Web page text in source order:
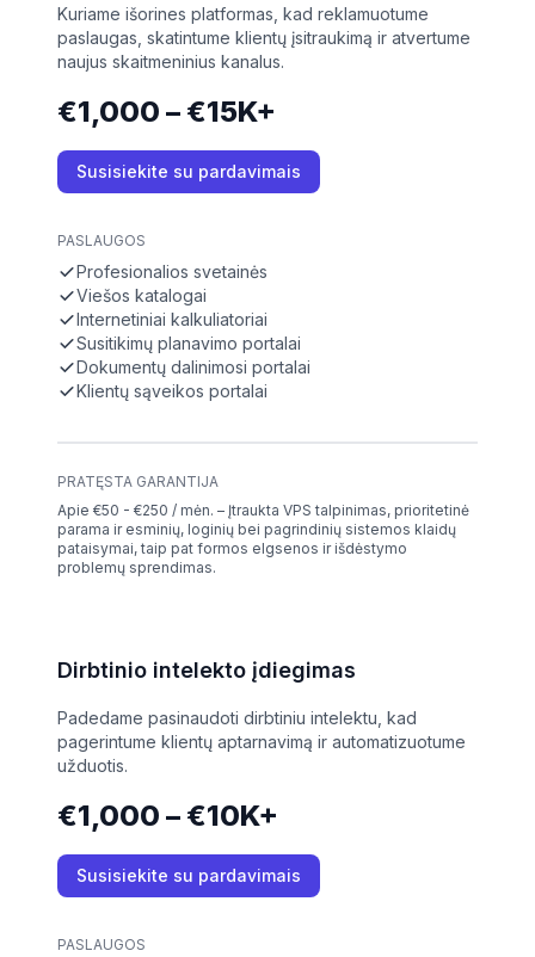
Kuriame išorines platformas, kad reklamuotume
paslaugas, skatintume klientų įsitraukimą ir atvertume
naujus skaitmeninius kanalus.
€1,000 – €15K+
Susisiekite su pardavimais
PASLAUGOS
Profesionalios svetainės
Viešos katalogai
Internetiniai kalkuliatoriai
Susitikimų planavimo portalai
Dokumentų dalinimosi portalai
Klientų sąveikos portalai
PRATĘSTA GARANTIJA
Apie €50 - €250 / mėn. – Įtraukta VPS talpinimas, prioritetinė
parama ir esminių, loginių bei pagrindinių sistemos klaidų
pataisymai, taip pat formos elgsenos ir išdėstymo
problemų sprendimas.
Dirbtinio intelekto įdiegimas
Padedame pasinaudoti dirbtiniu intelektu, kad
pagerintume klientų aptarnavimą ir automatizuotume
užduotis.
€1,000 – €10K+
Susisiekite su pardavimais
PASLAUGOS